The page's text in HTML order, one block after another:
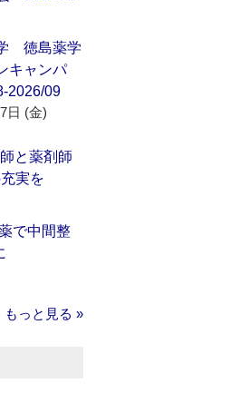
徳島薬学
キャンパ
2026/09
日 (金)
と薬剤師
実を
で中間整
もっと見る »